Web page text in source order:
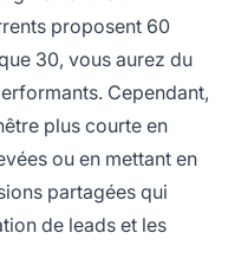
proposent 60
30, vous aurez du
Cependant,
plus courte en
ou en mettant en
partagées qui
de leads et les